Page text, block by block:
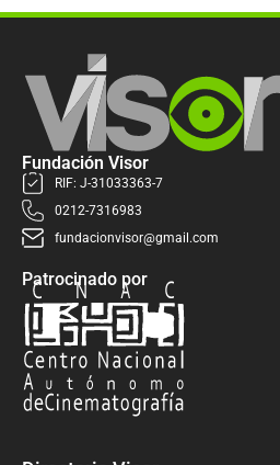
Fundación Visor
RIF: J-31033363-7
0212-7316983
fundacionvisor@gmail.com
Patrocinado por